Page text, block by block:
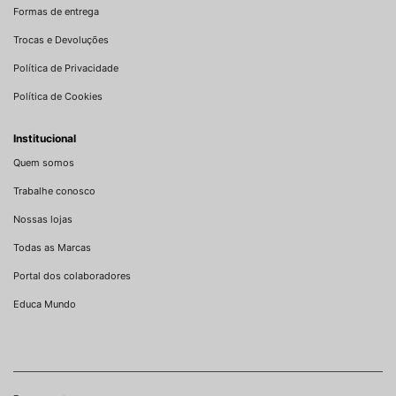
Formas de entrega
Trocas e Devoluções
Política de Privacidade
Política de Cookies
Institucional
Quem somos
Trabalhe conosco
Nossas lojas
Todas as Marcas
Portal dos colaboradores
Educa Mundo